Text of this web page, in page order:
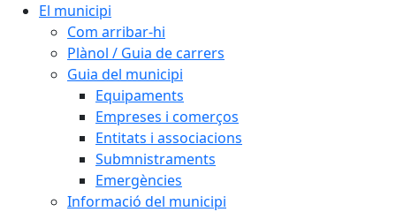
El municipi
Com arribar-hi
Plànol / Guia de carrers
Guia del municipi
Equipaments
Empreses i comerços
Entitats i associacions
Submnistraments
Emergències
Informació del municipi